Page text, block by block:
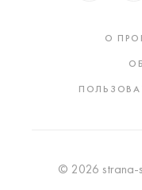
О
© 2026 strana-